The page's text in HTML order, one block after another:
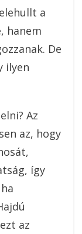
a
hanem
De
ilyen
Az
az, hogy
így
az